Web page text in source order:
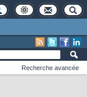
Recherche avancée